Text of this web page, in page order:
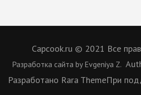
Capcook.ru © 2021 Все
Разработка сайта by Evgeniya Z.
Разработано Rara ThemeПри